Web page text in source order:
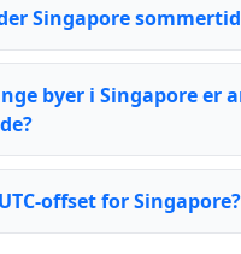
Singapore
byer i Singapore er
offset for Singapore?